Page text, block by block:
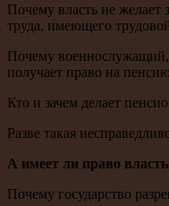
Почему власть не желает
труда, имеющего
Почему военнослужащий,
получает право на
Кто и зачем делает
Разве такая
А имеет ли право
Почему государство